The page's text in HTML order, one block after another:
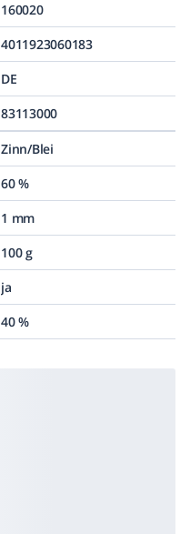
160020
4011923060183
DE
83113000
Zinn/Blei
60 %
1 mm
100 g
ja
40 %